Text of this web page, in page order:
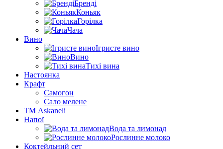
Бренді
Коньяк
Горілка
Чача
Вино
Ігристе вино
Вино
Тихі вина
Настоянка
Крафт
Самогон
Сало мелене
ТМ Askaneli
Напої
Вода та лимонад
Рослинне молоко
Коктейльний сет